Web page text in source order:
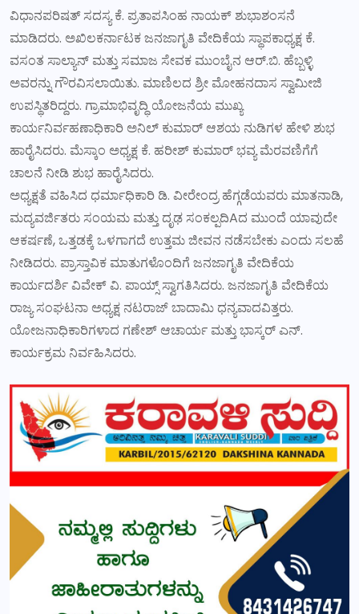
ವಿಧಾನಪರಿಷತ್ ಸದಸ್ಯ ಕೆ. ಪ್ರತಾಪಸಿಂಹ ನಾಯಕ್ ಶುಭಾಶಂಸನೆ
ಮಾಡಿದರು. ಅಖಿಲಕರ್ನಾಟಕ ಜನಜಾಗೃತಿ ವೇದಿಕೆಯ ಸ್ಥಾಪಕಾಧ್ಯಕ್ಷ ಕೆ.
ವಸಂತ ಸಾಲ್ಯಾನ್ ಮತ್ತು ಸಮಾಜ ಸೇವಕ ಮುಂಬೈನ ಆರ್.ಬಿ. ಹೆಬ್ಬಳ್ಳಿ
ಅವರನ್ನು ಗೌರವಿಸಲಾಯಿತು. ಮಾಣಿಲದ ಶ್ರೀ ಮೋಹನದಾಸ ಸ್ವಾಮೀಜಿ
ಉಪಸ್ಥಿತರಿದ್ದರು. ಗ್ರಾಮಾಭಿವೃದ್ಧಿ ಯೋಜನೆಯ ಮುಖ್ಯ
ಕಾರ್ಯನಿರ್ವಹಣಾಧಿಕಾರಿ ಅನಿಲ್ ಕುಮಾರ್ ಆಶಯ ನುಡಿಗಳ ಹೇಳಿ ಶುಭ
ಹಾರೈಸಿದರು. ಮೆಸ್ಕಾಂ ಅಧ್ಯಕ್ಷ ಕೆ. ಹರೀಶ್ ಕುಮಾರ್ ಭವ್ಯ ಮೆರವಣಿಗೆಗೆ
ಚಾಲನೆ ನೀಡಿ ಶುಭ ಹಾರೈಸಿದರು.
ಅಧ್ಯಕ್ಷತೆ ವಹಿಸಿದ ಧರ್ಮಾಧಿಕಾರಿ ಡಿ. ವೀರೇಂದ್ರ ಹೆಗ್ಗಡೆಯವರು ಮಾತನಾಡಿ,
ಮದ್ಯವರ್ಜಿತರು ಸಂಯಮ ಮತ್ತು ದೃಢ ಸಂಕಲ್ಪದಿAದ ಮುಂದೆ ಯಾವುದೇ
ಆಕರ್ಷಣೆ, ಒತ್ತಡಕ್ಕೆ ಒಳಗಾಗದೆ ಉತ್ತಮ ಜೀವನ ನಡೆಸಬೇಕು ಎಂದು ಸಲಹೆ
ನೀಡಿದರು. ಪ್ರಾಸ್ತಾವಿಕ ಮಾತುಗಳೊಂದಿಗೆ ಜನಜಾಗೃತಿ ವೇದಿಕೆಯ
ಕಾರ್ಯದರ್ಶಿ ವಿವೇಕ್ ವಿ. ಪಾಯ್ಸ್ ಸ್ವಾಗತಿಸಿದರು. ಜನಜಾಗೃತಿ ವೇದಿಕೆಯ
ರಾಜ್ಯ ಸಂಘಟನಾ ಅಧ್ಯಕ್ಷ ನಟರಾಜ್ ಬಾದಾಮಿ ಧನ್ಯವಾದವಿತ್ತರು.
ಯೋಜನಾಧಿಕಾರಿಗಳಾದ ಗಣೇಶ್ ಆಚಾರ್ಯ ಮತ್ತು ಭಾಸ್ಕರ್ ಎನ್.
ಕಾರ್ಯಕ್ರಮ ನಿರ್ವಹಿಸಿದರು.